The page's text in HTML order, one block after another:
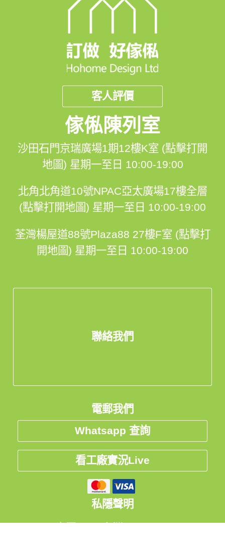
客人評價
傢俬陳列室
沙田石門京瑞廣場1期12樓K室 (點擊打開
地圖) 星期一至日 10:00-19:00
北角北角道10號NPAC亞太廣場17樓全層
(點擊打開地圖) 星期一至日 10:00-19:00
荃灣楊屋道88號Plaza88 27樓F室 (點擊打
開地圖) 星期一至日 10:00-19:00
聯絡我們
電郵我們
Whatsapp 查詢
看工廠實況Live
私隱聲明